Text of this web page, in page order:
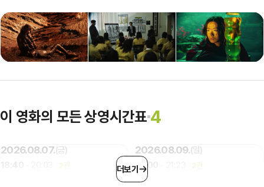
이 영화의 모든 상영시간표4
2026.08.07.(금)
2관
2026.08.09.(일)
20:00
2관
2026.08.11.
더보기